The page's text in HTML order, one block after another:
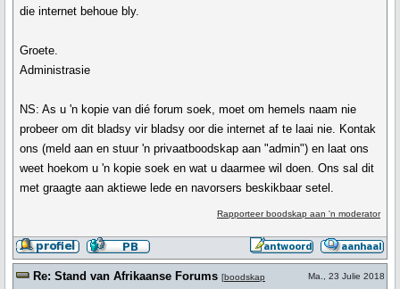
die internet behoue bly.
Groete.
Administrasie
NS: As u 'n kopie van dié forum soek, moet om hemels naam nie
probeer om dit bladsy vir bladsy oor die internet af te laai nie. Kontak
ons (meld aan en stuur 'n privaatboodskap aan "admin") en laat ons
weet hoekom u 'n kopie soek en wat u daarmee wil doen. Ons sal dit
met graagte aan aktiewe lede en navorsers beskikbaar setel.
Rapporteer boodskap aan 'n moderator
Re: Stand van Afrikaanse Forums [boodskap
Ma., 23 Julie 2018